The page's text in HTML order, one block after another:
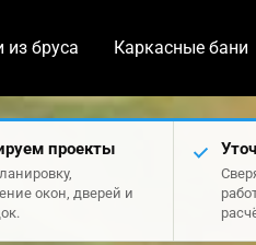
из бруса Каркасные бани
проекты
окон, дверей и